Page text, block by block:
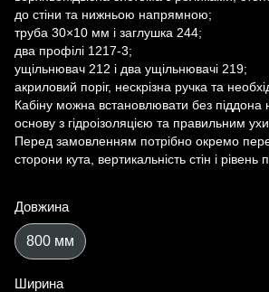
до стіни та нижньою напрямною;
труба 30×10 мм і заглушка 244;
два профілі 1217-3;
ущільнювач 212 і два ущільнювачі 219;
акриловий поріг, нескрізна ручка та
Кабіну можна встановлювати без піддона
основу з гідроізоляцією та правильним
Перед замовленням потрібно окремо
сторони кута, вертикальність стін і рівень
Довжина
800 мм
Ширина